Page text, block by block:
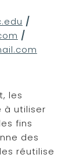
/
/
les
à utiliser
fins
des
réutilise